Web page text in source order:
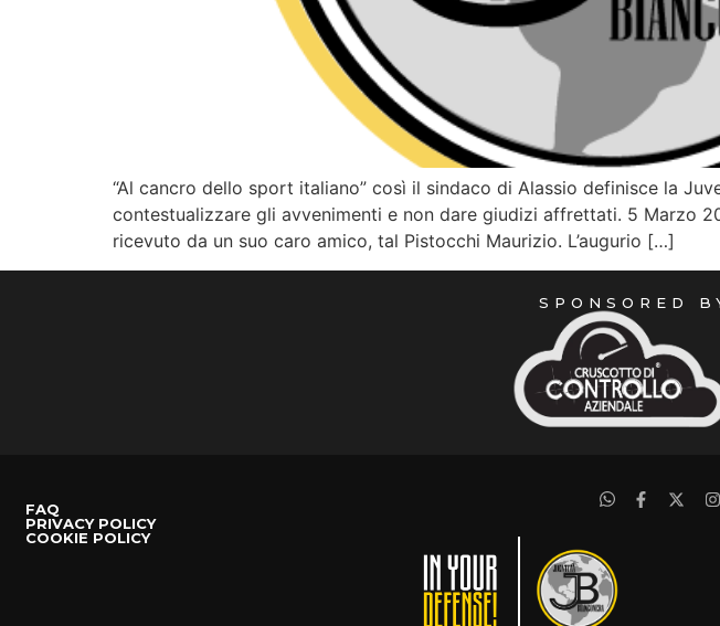
“Al cancro dello sport italiano” così il sindaco di Alassio definisce la
contestualizzare gli avvenimenti e non dare giudizi affrettati. 5 Marzo
ricevuto da un suo caro amico, tal Pistocchi Maurizio. L’augurio […]
SPONSORED
FAQ
PRIVACY POLICY
COOKIE POLICY